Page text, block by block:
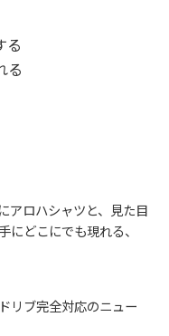
る
る
アロハシャツと、見た目
どこにでも現れる、
リブ完全対応のニュー